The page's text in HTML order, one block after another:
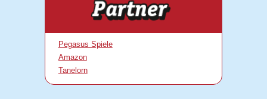
Pegasus Spiele
Amazon
Tanelorn